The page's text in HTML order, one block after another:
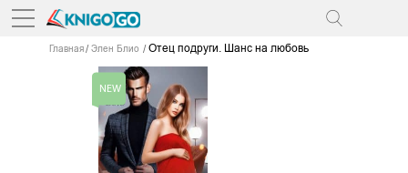
Главная Элен Блио Отец подруги. Шанс на любовь